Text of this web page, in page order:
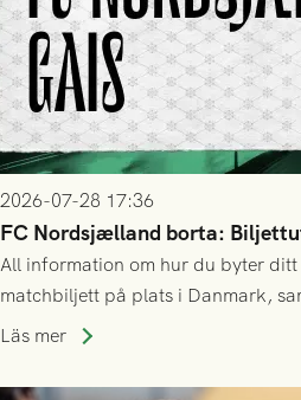
2026-07-28 17:36
FC Nordsjælland borta:
All information om hur du byter
matchbiljett på plats i Danmark,
som står på reservlista eller fått
Läs mer